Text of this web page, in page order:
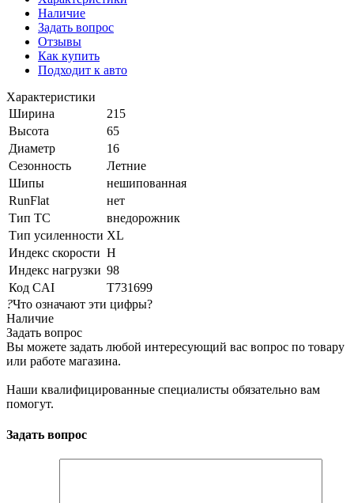
Наличие
Задать вопрос
Отзывы
Как купить
Подходит к авто
Характеристики
Ширина
215
Высота
65
Диаметр
16
Сезонность
Летние
Шипы
нешипованная
RunFlat
нет
Тип ТС
внедорожник
Тип усиленности XL
Индекс скорости H
Индекс нагрузки 98
Код CAI
T731699
?Что означают эти цифры?
Наличие
Задать вопрос
Вы можете задать любой интересующий вас вопрос по товару
или работе магазина.
Наши квалифицированные специалисты обязательно вам
помогут.
Задать вопрос